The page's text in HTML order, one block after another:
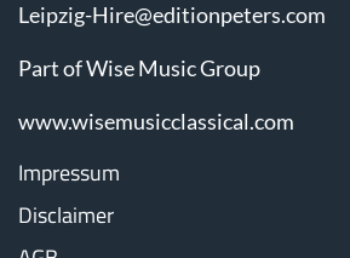
Leipzig-Hire@editionpeters.com
Part of Wise Music Group
www.wisemusicclassical.com
Impressum
Disclaimer